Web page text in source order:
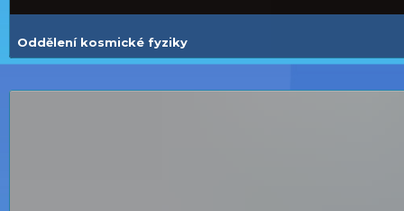
Oddělení kosmické fyziky